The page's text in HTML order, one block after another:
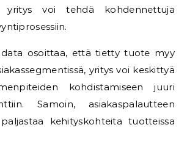
yritys voi tehdä kohdennettuja
data osoittaa, että tietty tuote myy
yritys voi keskittyä
kohdistamiseen juuri
Samoin, asiakaspalautteen
kehityskohteita tuotteissa